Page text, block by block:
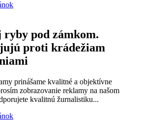
ryby pod zámkom.
proti krádežiam
prinášame kvalitné a objektívne
zobrazovanie reklamy na našom
kvalitnú žurnalistiku...